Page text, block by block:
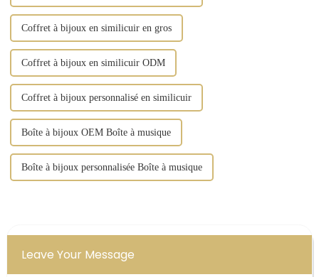
Coffret à bijoux en similicuir en gros
Coffret à bijoux en similicuir ODM
Coffret à bijoux personnalisé en similicuir
Boîte à bijoux OEM Boîte à musique
Boîte à bijoux personnalisée Boîte à musique
Leave Your Message